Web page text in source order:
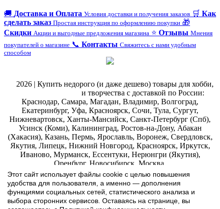
🚚 Доставка и Оплата Условия доставки и получения заказов 🛒 Как
сделать заказ Простая инструкция по оформлению покупки 🎁
Скидки Акции и выгодные предложения магазина ⭐ Отзывы Мнения
покупателей о магазине 📞 Контакты Свяжитесь с нами удобным
способом
2026 | Купить недорого (и даже дешево) товары для хобби,
и творчества с доставкой по России:
Краснодар, Самара, Магадан, Владимир, Волгоград,
Екатеринбург, Уфа, Красноярск, Сочи, Тула, Сургут,
Нижневартовск, Ханты-Мансийск, Санкт-Петербург (Спб),
Усинск (Коми), Калининград, Ростов-на-Дону, Абакан
(Хакасия), Казань, Пермь, Ярославль, Воронеж, Свердловск,
Якутия, Липецк, Нижний Новгород, Красноярск, Иркутск,
Иваново, Мурманск, Ессентуки, Нерюнгри (Якутия),
Оренбург, Новосибирск, Москва.
ИП Ильина Марина Эдуардовна ИНН 771207133852 ЕГРИП
323774600019055.Интернет-магазин Арт-декупаж
скрапбукинг
Этот сайт использует файлы cookie с целью повышения
удобства для пользователя, а именно — дополнения
функциями социальных сетей, статистического анализа и
выбора сторонних сервисов. Оставаясь на странице, вы